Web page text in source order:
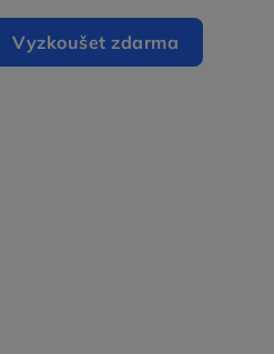
Vyzkoušet zdarma